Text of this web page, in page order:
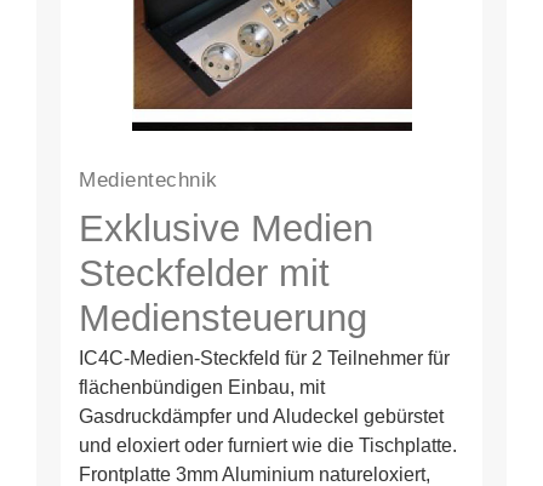
Medientechnik
Exklusive Medien
Steckfelder mit
Mediensteuerung
IC4C-Medien-Steckfeld für 2 Teilnehmer für
flächenbündigen Einbau, mit
Gasdruckdämpfer und Aludeckel gebürstet
und eloxiert oder furniert wie die Tischplatte.
Frontplatte 3mm Aluminium natureloxiert,